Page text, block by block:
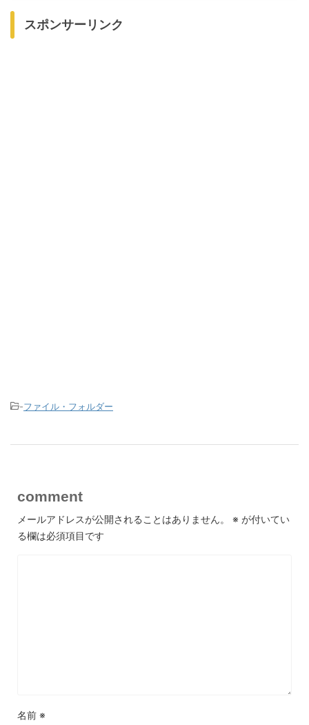
スポンサーリンク
-ファイル・フォルダー
comment
メールアドレスが公開されることはありません。 ※ が付いてい
る欄は必須項目です
名前 ※